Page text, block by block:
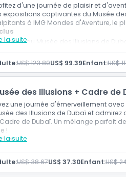
d'une journée de plaisir et
expositions captivantes du Musée
à IMG Mondes d'Aventure, le
la suite
Entrée au Musée des Illusions de
Utilisation de la salle de jeux avec
Visite guidée à l'intérieur du Burj Al
Une boisson non alcoolisée au UMA
US$ 123.89US$ 99.39Enfant:US$
des Illusions + Cadre de
une journée d'émerveillement
des Illusions de Dubaï et
de Dubaï. Un mélange parfait
!
la suite
hologrammes et aux salles d'illusions
Accès à la salle de jeux proposant
Admission au Cadre de Dubaï avec
US$ 38.67US$ 37.30Enfant:US$